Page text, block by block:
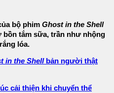
bộ phim Ghost in the Shell
tắm sữa, trần như nhộng
lóa.
in the Shellbản người thật
cải thiện khi chuyển thể